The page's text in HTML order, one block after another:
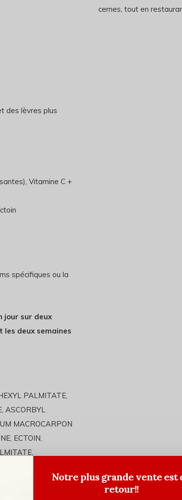
cernes, tout en
des lèvres plus
Vitamine C +
spécifiques ou la
jour sur deux
les deux semaines
PALMITATE,
ASCORBYL
MACROCARPON
ECTOIN,
Notre plus grande vente est
retour!!